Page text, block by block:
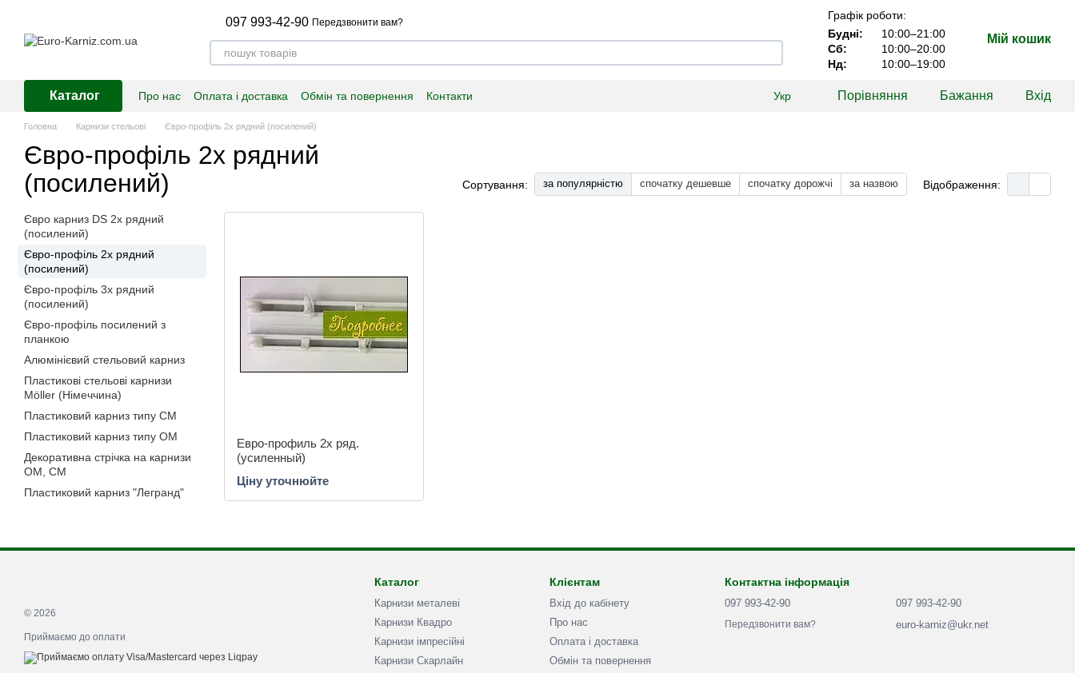
097 993-42-90 Передзвонити вам?
Графік роботи:
Будні:
10:00–21:00
Сб:
10:00–20:00
Нд:
10:00–19:00
Мій кошик
Каталог Про нас Оплата і доставка Обмін та повернення Контакти Укр Порівняння Бажання Вхід
Головна Карнизи стельові Євро-профіль 2х рядний (посилений)
Євро-профіль 2х рядний
(посилений)
Сортування: за популярністю спочатку дешевше спочатку дорожчі за назвою Відображення:
Евро-профиль 2х ряд.
(усиленный)
Ціну уточнюйте
Євро карниз DS 2х рядний
(посилений)
Євро-профіль 2х рядний
(посилений)
Євро-профіль 3х рядний
(посилений)
Євро-профіль посилений з
планкою
Алюмінієвий стельовий карниз
Пластикові стельові карнизи
Möller (Німеччина)
Пластиковий карниз типу СМ
Пластиковий карниз типу ОМ
Декоративна стрічка на карнизи
ОМ, СМ
Пластиковий карниз "Легранд"
© 2026
Приймаємо до оплати
Каталог
Карнизи металеві
Карнизи Квадро
Карнизи імпресійні
Карнизи Скарлайн
Клієнтам
Вхід до кабінету
Про нас
Оплата і доставка
Обмін та повернення
Контактна інформація
097 993-42-90
Передзвонити вам?
097 993-42-90
euro-karniz@ukr.net